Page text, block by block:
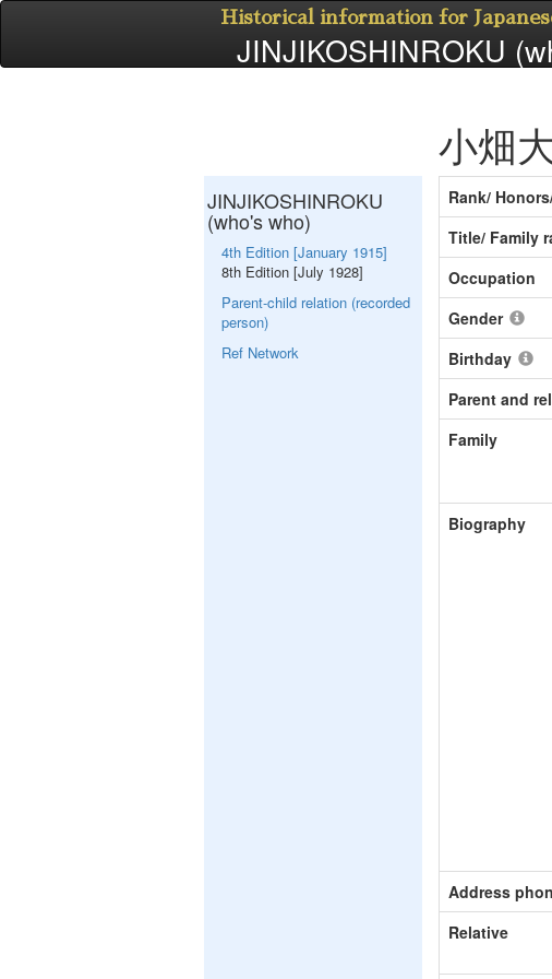
Historical information for
JINJIKOSHINROKU
小畑
Rank/
Title/ Family
Occupation
Gender
Birthday
Parent and
Family
Biography
Address
Relative
JINJIKOSHINROKU
(who's who)
4th Edition [January 1915]
8th Edition [July 1928]
Parent-child relation (recorded
person)
Ref Network